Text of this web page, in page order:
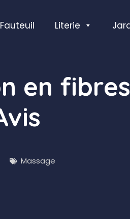
Fauteuil Literie
en
Massage